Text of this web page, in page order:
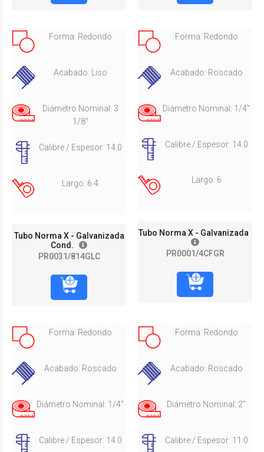
Forma: Redondo
Acabado: Liso
Diámetro Nominal: 3
1/8"
Calibre / Espesor: 14.0
Largo: 6.4
Tubo Norma X - Galvanizada
Cond.
PR0031/814GLC
Forma: Redondo
Acabado: Roscado
Diámetro Nominal: 1/4"
Calibre / Espesor: 14.0
Largo: 6
Tubo Norma X - Galvanizada
PR0001/4CFGR
Forma: Redondo
Acabado: Roscado
Diámetro Nominal: 1/4"
Calibre / Espesor: 14.0
Forma: Redondo
Acabado: Roscado
Diámetro Nominal: 2"
Calibre / Espesor: 11.0